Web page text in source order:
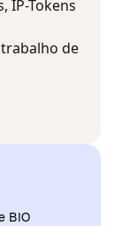
IP-Tokens
de
BIO